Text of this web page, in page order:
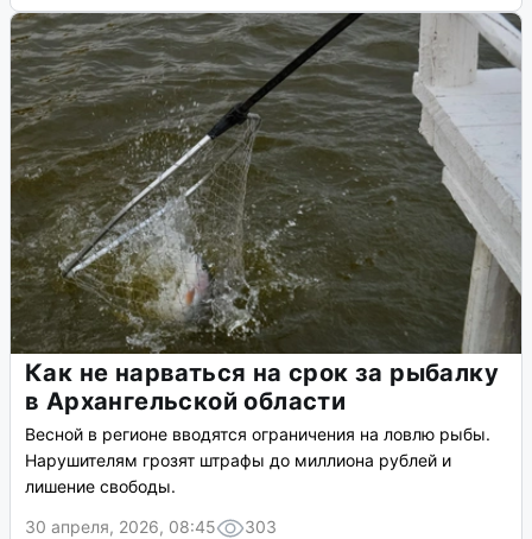
Как не нарваться на срок за рыбалку
в Архангельской области
Весной в регионе вводятся ограничения на ловлю рыбы.
Нарушителям грозят штрафы до миллиона рублей и
лишение свободы.
30 апреля, 2026, 08:45
303